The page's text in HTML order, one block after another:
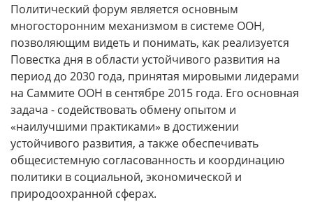
Политический форум является основным
многосторонним механизмом в системе ООН,
позволяющим видеть и понимать, как реализуется
Повестка дня в области устойчивого развития на
период до 2030 года, принятая мировыми лидерами
на Саммите ООН в сентябре 2015 года. Его основная
задача - содействовать обмену опытом и
«наилучшими практиками» в достижении
устойчивого развития, а также обеспечивать
общесистемную согласованность и координацию
политики в социальной, экономической и
природоохранной сферах.